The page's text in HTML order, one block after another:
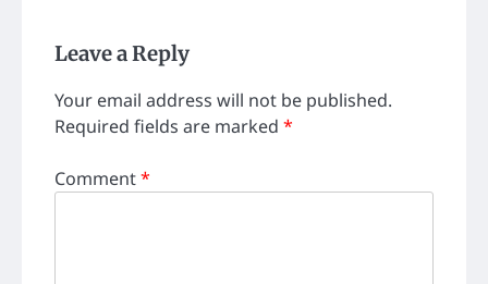
Leave a Reply
Your email address will not be published.
Required fields are marked *
Comment*